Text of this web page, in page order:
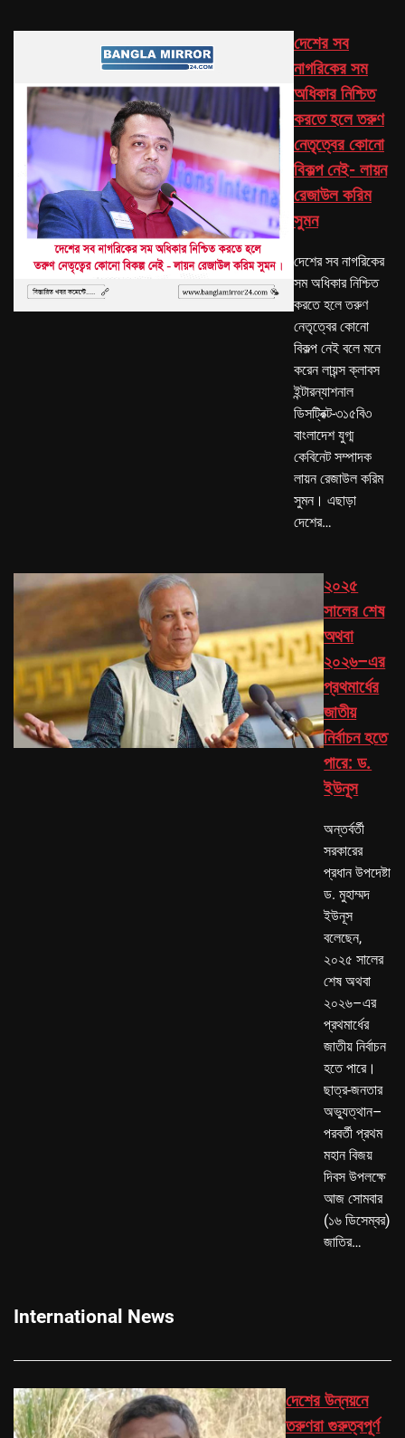
দেশের সব
নাগরিকের সম
অধিকার নিশ্চিত
করতে হলে তরুণ
নেতৃত্বের কোনো
বিকল্প নেই- লায়ন
রেজাউল করিম
সুমন
দেশের সব নাগরিকের
সম অধিকার নিশ্চিত
করতে হলে তরুণ
নেতৃত্বের কোনো
বিকল্প নেই বলে মনে
করেন লায়ন্স ক্লাবস
ইন্টারন্যাশনাল
ডিসট্রিক্ট-৩১৫বি৩
বাংলাদেশ যুগ্ম
কেবিনেট সম্পাদক
লায়ন রেজাউল করিম
সুমন। এছাড়া
দেশের…
২০২৫
সালের শেষ
অথবা
২০২৬–এর
প্রথমার্ধের
জাতীয়
নির্বাচন হতে
পারে: ড.
ইউনূস
অন্তর্বর্তী
সরকারের
প্রধান উপদেষ্টা
ড. মুহাম্মদ
ইউনূস
বলেছেন,
২০২৫ সালের
শেষ অথবা
২০২৬–এর
প্রথমার্ধের
জাতীয় নির্বাচন
হতে পারে।
ছাত্র-জনতার
অভ্যুত্থান–
পরবর্তী প্রথম
মহান বিজয়
দিবস উপলক্ষে
আজ সোমবার
(১৬ ডিসেম্বর)
জাতির…
International News
দেশের উন্নয়নে
তরুণরা গুরুত্বপূর্ণ